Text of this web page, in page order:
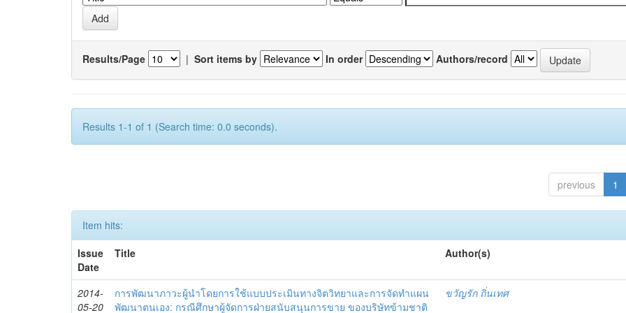
Results/Page | Sort items by In order Authors/record
Results 1-1 of 1 (Search time: 0.0 seconds).
previous 1
Item hits:
Issue
Date
Title Author(s)
2014-
05-20
การพัฒนาภาวะผู้นำโดยการใช้แบบประเมินทางจิตวิทยาและการจัดทำแผน
พัฒนาตนเอง: กรณีศึกษาผู้จัดการฝ่ายสนับสนุนการขาย ของบริษัทข้ามชาติ
ขวัญรัก ถิ่นเทศ